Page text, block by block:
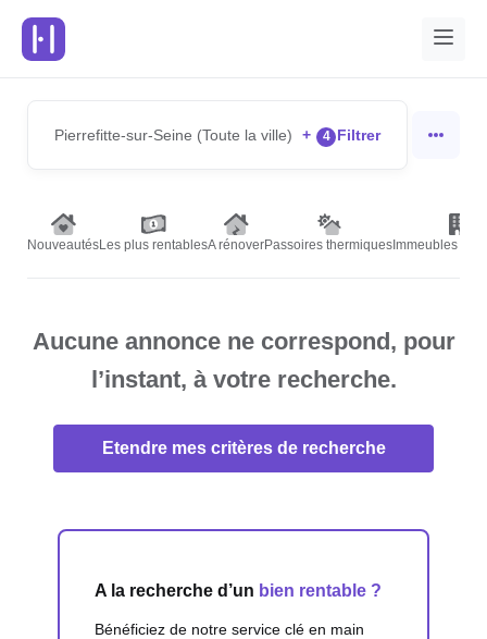
Pierrefitte-sur-Seine (Toute la ville) + 4 Filtrer
NouveautésLes plus rentablesA rénoverPassoires thermiques Immeubles de
Aucune annonce ne correspond, pour
l’instant, à votre recherche.
Etendre mes critères de recherche
A la recherche d’un bien rentable ?
Bénéficiez de notre service clé en main